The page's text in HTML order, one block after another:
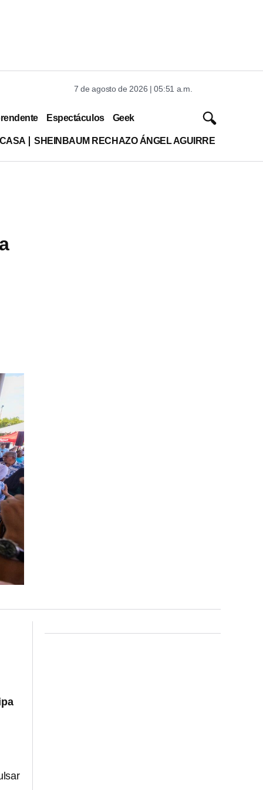
7 de agosto de 2026 | 05:51 a.m.
Espectáculos Geek
SHEINBAUM RECHAZO ÁNGEL AGUIRRE